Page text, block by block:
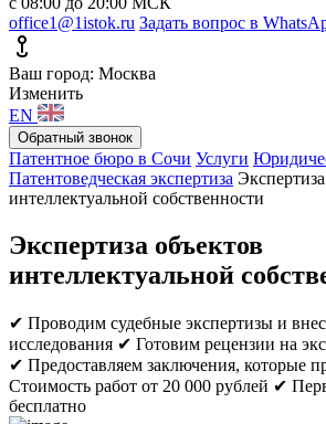
office1@1istok.ru Задать вопрос в
Ваш город: Москва
Изменить
EN
Обратный звонок
Патентное бюро в Сочи Услуги
Патентоведческая экспертиза
интеллектуальной собственности
Экспертиза объектов
интеллектуальной
✔ Проводим судебные экспертизы и
исследования ✔ Готовим рецензии на
✔ Предоставляем заключения, которые
Стоимость работ от 20 000 рублей ✔
бесплатно